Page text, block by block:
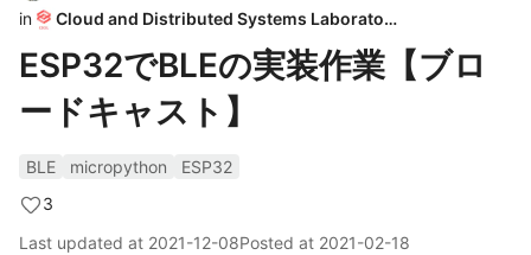
in Cloud and Distributed Systems Laboratory
ESP32でBLEの実装作業【ブロ
ードキャスト】
BLE micropython
ESP32
3
Last updated at 2021-12-08Posted at 2021-02-18